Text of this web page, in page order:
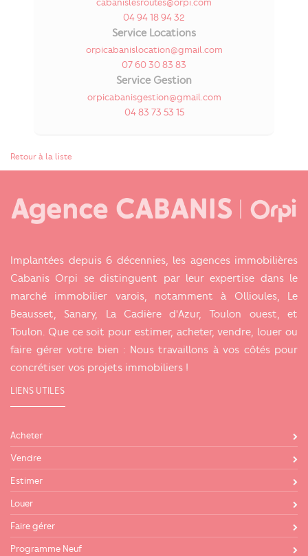
04 94 18 94 32
Service Locations
orpicabanislocation@gmail.com
07 60 30 83 83
Service Gestion
orpicabanisgestion@gmail.com
04 83 73 53 15
Retour à la liste
Implantées depuis 6 décennies, les agences immobilières
Cabanis Orpi se distinguent par leur expertise dans le
marché immobilier varois, notamment à Ollioules, Le
Beausset, Sanary, La Cadière d'Azur, Toulon ouest, et
Toulon. Que ce soit pour estimer, acheter, vendre, louer ou
faire gérer votre bien : Nous travaillons à vos côtés pour
concrétiser vos projets immobiliers !
LIENS UTILES
Acheter
Vendre
Estimer
Louer
Faire gérer
Programme Neuf